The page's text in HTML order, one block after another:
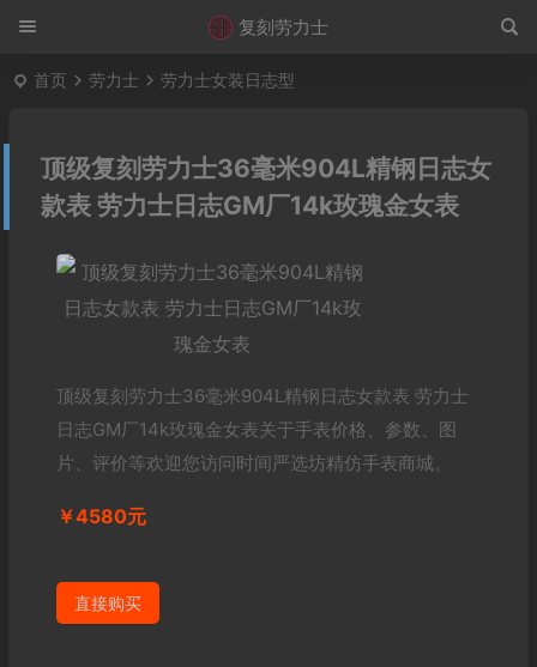
复刻劳力士
首页 劳力士 劳力士女装日志型
顶级复刻劳力士36毫米904L精钢日志女
款表 劳力士日志GM厂14k玫瑰金女表
顶级复刻劳力士36毫米904L精钢日志女款表 劳力士
日志GM厂14k玫瑰金女表关于手表价格、参数、图
片、评价等欢迎您访问时间严选坊精仿手表商城。
￥4580元
直接购买